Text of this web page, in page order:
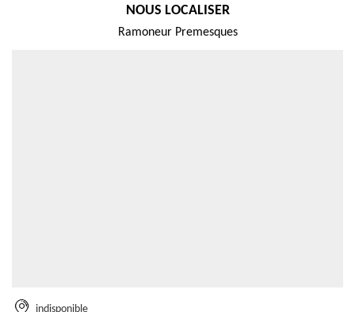
NOUS LOCALISER
Ramoneur Premesques
indisponible